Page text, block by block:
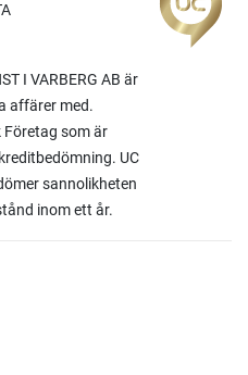
I VARBERG AB är
affärer med.
Företag som är
UC
sannolikheten
inom ett år.